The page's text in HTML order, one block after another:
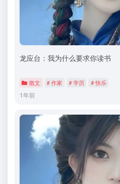
龙应台：我为什么要求你读书
散文 # 作家 # 学历 # 快乐
1年前